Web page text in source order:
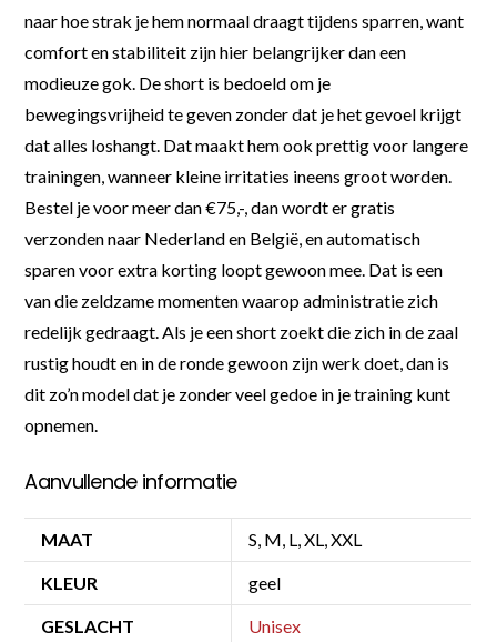
naar hoe strak je hem normaal draagt tijdens sparren, want
comfort en stabiliteit zijn hier belangrijker dan een
modieuze gok. De short is bedoeld om je
bewegingsvrijheid te geven zonder dat je het gevoel krijgt
dat alles loshangt. Dat maakt hem ook prettig voor langere
trainingen, wanneer kleine irritaties ineens groot worden.
Bestel je voor meer dan €75,-, dan wordt er gratis
verzonden naar Nederland en België, en automatisch
sparen voor extra korting loopt gewoon mee. Dat is een
van die zeldzame momenten waarop administratie zich
redelijk gedraagt. Als je een short zoekt die zich in de zaal
rustig houdt en in de ronde gewoon zijn werk doet, dan is
dit zo’n model dat je zonder veel gedoe in je training kunt
opnemen.
Aanvullende informatie
MAAT S, M, L, XL, XXL
KLEUR geel
GESLACHT Unisex